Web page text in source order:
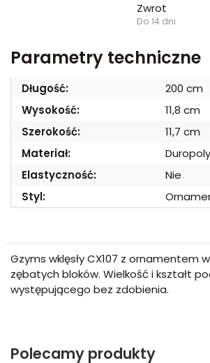
Zwrot
Do 14 dni
Parametry techniczne
Długość:
200 cm
Wysokość:
11,8 cm
Szerokość:
11,7 cm
Materiał:
Elastyczność:
Nie
Styl:
Gzyms wklęsły CX107 z ornamentem
zębatych bloków. Wielkość i kształt
występującego bez zdobienia.
Polecamy produkty